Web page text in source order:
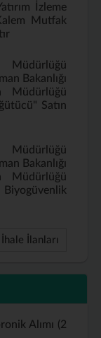
İzleme
Mutfak
Bakanlığı
Müdürlüğü
Satın
Bakanlığı
Müdürlüğü
İhale İlanları
Alımı (2